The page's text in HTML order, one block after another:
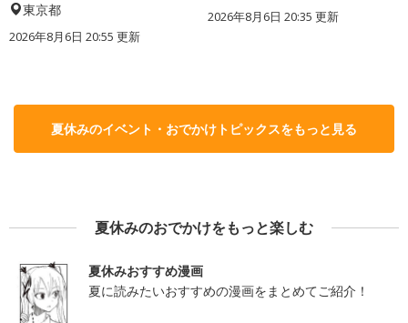
東京都
2026年8月6日 20:55 更新
2026年8月6日 20:35 更新
夏休みのイベント・おでかけトピックスをもっと見る
夏休みのおでかけをもっと楽しむ
夏休みおすすめ漫画
夏に読みたいおすすめの漫画をまとめてご紹介！